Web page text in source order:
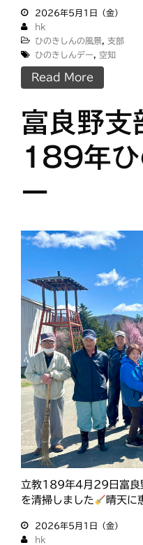
2026年5月1日（金）
hk
ひのきしんの風景
支部
ひのきしんデー
空知
Read More
富良野
189年ひ
ー
立教189年4月29日富良
を清掃しました
晴天に
2026年5月1日（金）
hk